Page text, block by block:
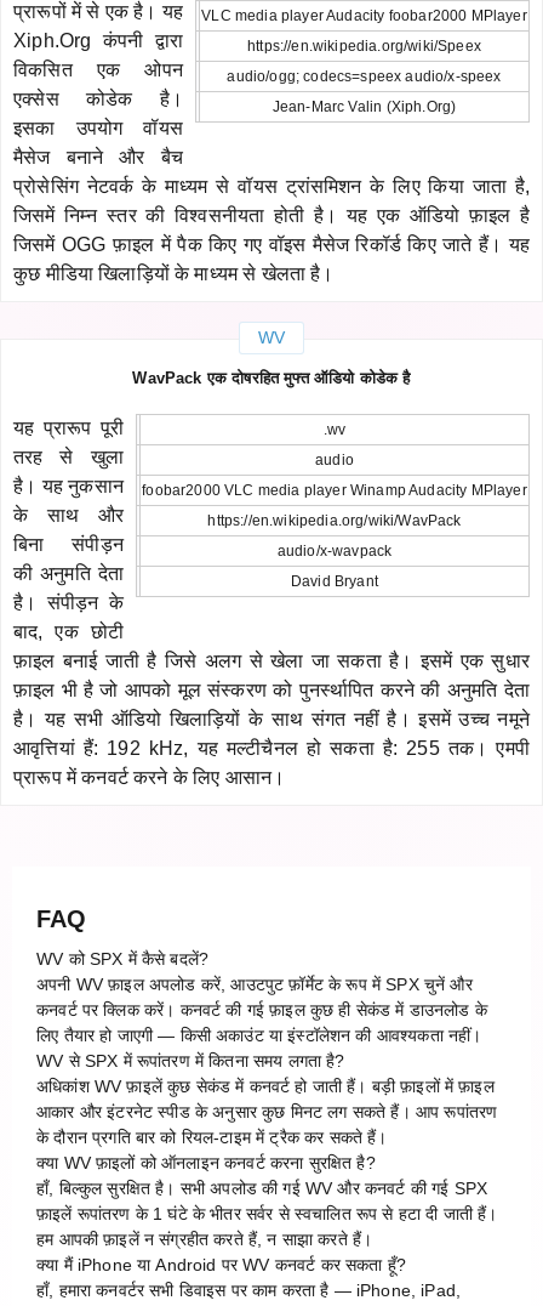
VLC media player Audacity foobar2000 MPlayer
https://en.wikipedia.org/wiki/Speex
audio/ogg; codecs=speex audio/x-speex
Jean-Marc Valin (Xiph.Org)
प्रारूपों में से एक है। यह
Xiph.Org कंपनी द्वारा
विकसित एक ओपन
एक्सेस कोडेक है।
इसका उपयोग वॉयस
मैसेज बनाने और बैच
प्रोसेसिंग नेटवर्क के माध्यम से वॉयस ट्रांसमिशन के लिए किया जाता है,
जिसमें निम्न स्तर की विश्वसनीयता होती है। यह एक ऑडियो फ़ाइल है
जिसमें OGG फ़ाइल में पैक किए गए वॉइस मैसेज रिकॉर्ड किए जाते हैं। यह
कुछ मीडिया खिलाड़ियों के माध्यम से खेलता है।
WV
WavPack एक दोषरहित मुफ्त ऑडियो कोडेक है
.wv
audio
foobar2000 VLC media player Winamp Audacity MPlayer
https://en.wikipedia.org/wiki/WavPack
audio/x-wavpack
David Bryant
यह प्रारूप पूरी
तरह से खुला
है। यह नुकसान
के साथ और
बिना संपीड़न
की अनुमति देता
है। संपीड़न के
बाद, एक छोटी
फ़ाइल बनाई जाती है जिसे अलग से खेला जा सकता है। इसमें एक सुधार
फ़ाइल भी है जो आपको मूल संस्करण को पुनर्स्थापित करने की अनुमति देता
है। यह सभी ऑडियो खिलाड़ियों के साथ संगत नहीं है। इसमें उच्च नमूने
आवृत्तियां हैं: 192 kHz, यह मल्टीचैनल हो सकता है: 255 तक। एमपी
प्रारूप में कनवर्ट करने के लिए आसान।
FAQ
WV को SPX में कैसे बदलें?
अपनी WV फ़ाइल अपलोड करें, आउटपुट फ़ॉर्मेट के रूप में SPX चुनें और
कनवर्ट पर क्लिक करें। कनवर्ट की गई फ़ाइल कुछ ही सेकंड में डाउनलोड के
लिए तैयार हो जाएगी — किसी अकाउंट या इंस्टॉलेशन की आवश्यकता नहीं।
WV से SPX में रूपांतरण में कितना समय लगता है?
अधिकांश WV फ़ाइलें कुछ सेकंड में कनवर्ट हो जाती हैं। बड़ी फ़ाइलों में फ़ाइल
आकार और इंटरनेट स्पीड के अनुसार कुछ मिनट लग सकते हैं। आप रूपांतरण
के दौरान प्रगति बार को रियल-टाइम में ट्रैक कर सकते हैं।
क्या WV फ़ाइलों को ऑनलाइन कनवर्ट करना सुरक्षित है?
हाँ, बिल्कुल सुरक्षित है। सभी अपलोड की गई WV और कनवर्ट की गई SPX
फ़ाइलें रूपांतरण के 1 घंटे के भीतर सर्वर से स्वचालित रूप से हटा दी जाती हैं।
हम आपकी फ़ाइलें न संग्रहीत करते हैं, न साझा करते हैं।
क्या मैं iPhone या Android पर WV कनवर्ट कर सकता हूँ?
हाँ, हमारा कनवर्टर सभी डिवाइस पर काम करता है — iPhone, iPad,